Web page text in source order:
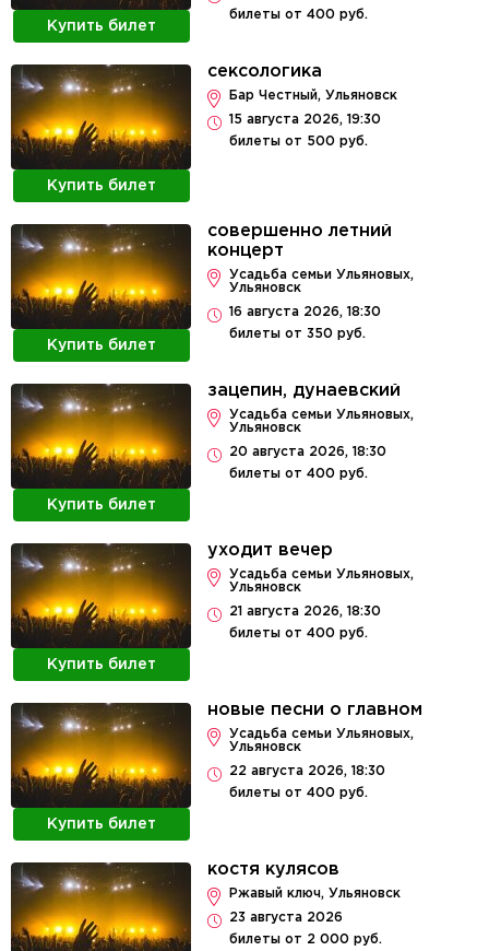
Купить билет
билеты от 400 руб.
Купить билет
сексологика
Бар Честный, Ульяновск
15 августа 2026, 19:30
билеты от 500 руб.
Купить билет
совершенно летний
концерт
Усадьба семьи Ульяновых,
Ульяновск
16 августа 2026, 18:30
билеты от 350 руб.
Купить билет
зацепин, дунаевский
Усадьба семьи Ульяновых,
Ульяновск
20 августа 2026, 18:30
билеты от 400 руб.
Купить билет
уходит вечер
Усадьба семьи Ульяновых,
Ульяновск
21 августа 2026, 18:30
билеты от 400 руб.
Купить билет
новые песни о главном
Усадьба семьи Ульяновых,
Ульяновск
22 августа 2026, 18:30
билеты от 400 руб.
костя кулясов
Ржавый ключ, Ульяновск
23 августа 2026
билеты от 2 000 руб.